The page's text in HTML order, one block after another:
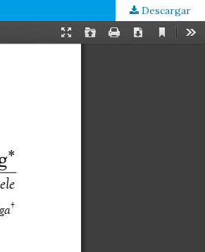
Descargar